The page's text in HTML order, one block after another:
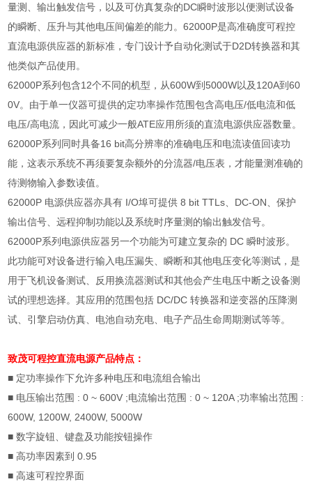
量测、输出触发信号，以及可仿真复杂的DC瞬时波形以便测试设备
的瞬断、压升与其他电压间偏差的能力。62000P是高准确度可程控
直流电源供应器的新标准，专门设计予自动化测试于D2D转换器和其
他类似产品使用。
62000P系列包含12个不同的机型，从600W到5000W以及120A到60
0V。由于单一仪器可提供的定功率操作范围包含高电压/低电流和低
电压/高电流，因此可减少一般ATE应用所须的直流电源供应器数量。
62000P系列同时具备16 bit高分辨率的准确电压和电流读值回读功
能，这表示系统不再须要复杂额外的分流器/电压表，才能量测准确的
待测物输入参数读值。
62000P 电源供应器亦具有 I/O埠可提供 8 bit TTLs DC-ON 、保护
输出信号、远程抑制功能以及系统时序量测的输出触发信号。
62000P系列电源供应器另一个功能为可建立复杂的 DC瞬时波形。
此功能可对设备进行输入电压漏失、瞬断和其他电压变化等测试，是
用于飞机设备测试、反用换流器测试和其他会产生电压中断之设备测
试的理想选择。其应用的范围包括 DC/DC转换器和逆变器的压降测
试、引擎启动仿真、电池自动充电、电子产品生命周期测试等等。
致茂可程控直流电源产品特点：
■ 定功率操作下允许多种电压和电流组合输出
■ 电压输出范围 : 0 ~ 600V ;电流输出范围 : 0 ~ 120A ;功率输出范围 :
600W, 1200W, 2400W, 5000W
■数字旋钮、键盘及功能按钮操作
■高功率因素到 0.95
■高速可程控界面